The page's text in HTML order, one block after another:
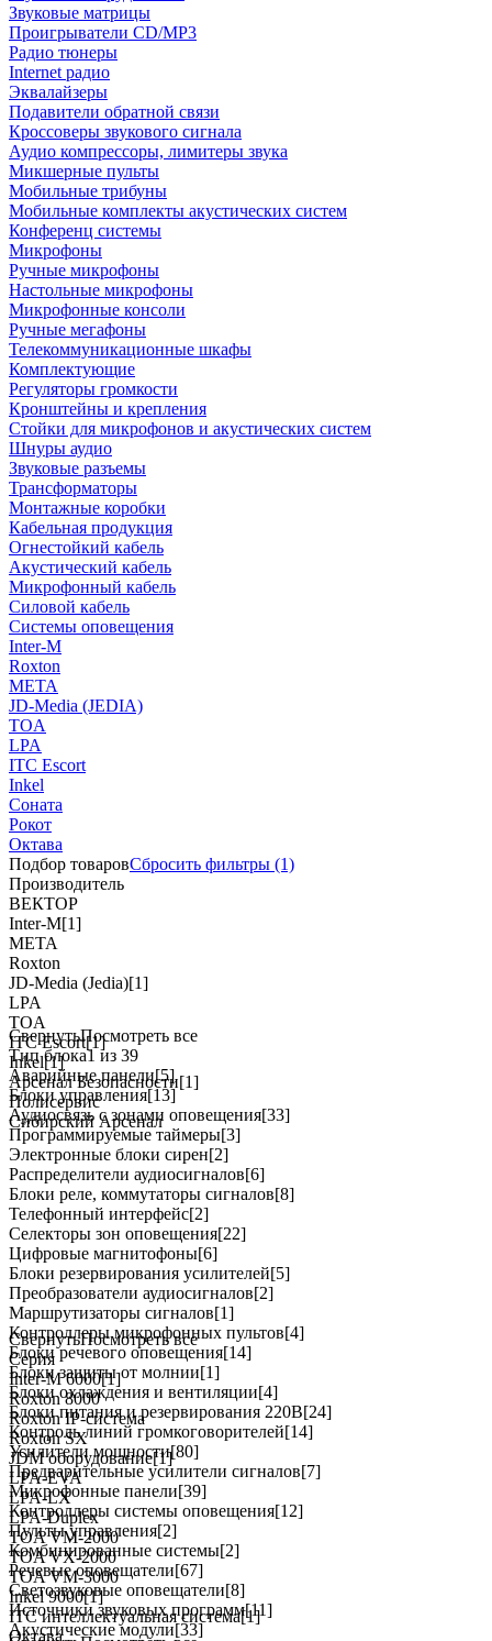
Звуковые матрицы
Проигрыватели CD/MP3
Радио тюнеры
Internet радио
Эквалайзеры
Подавители обратной связи
Кроссоверы звукового сигнала
Аудио компрессоры, лимитеры звука
Микшерные пульты
Мобильные трибуны
Мобильные комплекты акустических систем
Конференц системы
Микрофоны
Ручные микрофоны
Настольные микрофоны
Микрофонные консоли
Ручные мегафоны
Телекоммуникационные шкафы
Комплектующие
Регуляторы громкости
Кронштейны и крепления
Стойки для микрофонов и акустических систем
Шнуры аудио
Звуковые разъемы
Трансформаторы
Монтажные коробки
Кабельная продукция
Огнестойкий кабель
Акустический кабель
Микрофонный кабель
Силовой кабель
Системы оповещения
Inter-M
Roxton
МЕТА
JD-Media (JEDIA)
TOA
LPA
ITC Escort
Inkel
Соната
Рокот
Октава
Подбор товаровСбросить фильтры (1)
Производитель
ВЕКТОР
Inter-M[1]
МЕТА
Roxton
JD-Media (Jedia)[1]
LPA
TOA
ITC Escort[1]
Inkel[1]
Арсенал Безопасности[1]
Полисервис
Сибирский Арсенал
СвернутьПосмотреть все
Тип блока1 из 39
Аварийные панели[5]
Блоки управления[13]
Аудиосвязь с зонами оповещения[33]
Программируемые таймеры[3]
Электронные блоки сирен[2]
Распределители аудиосигналов[6]
Блоки реле, коммутаторы сигналов[8]
Телефонный интерфейс[2]
Селекторы зон оповещения[22]
Цифровые магнитофоны[6]
Блоки резервирования усилителей[5]
Преобразователи аудиосигналов[2]
Маршрутизаторы сигналов[1]
Контроллеры микрофонных пультов[4]
Блоки речевого оповещения[14]
Блоки защиты от молнии[1]
Блоки охлаждения и вентиляции[4]
Блоки питания и резервирования 220В[24]
Контроль линий громкоговорителей[14]
Усилители мощности[80]
Предварительные усилители сигналов[7]
Микрофонные панели[39]
Контроллеры системы оповещения[12]
Пульты управления[2]
Комбинированные системы[2]
Речевые оповещатели[67]
Светозвуковые оповещатели[8]
Источники звуковых программ[11]
Акустические модули[33]
СвернутьПосмотреть все
Серия
Inter-M 6000[1]
Roxton 8000
Roxton IP-система
Roxton SX
JDM оборудование[1]
LPA-EVA
LPA-LX
LPA-Duplex
TOA VM-2000
TOA VX-2000
TOA VM-3000
Inkel 9000[1]
ITC интеллектуальная система[1]
Октава